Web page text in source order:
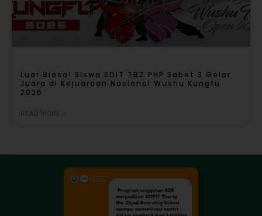
Luar Biasa! Siswa SDIT TBZ PHP Sabet 3 Gelar
Juara di Kejuaraan Nasional Wushu Kungfu
2026
READ MORE »